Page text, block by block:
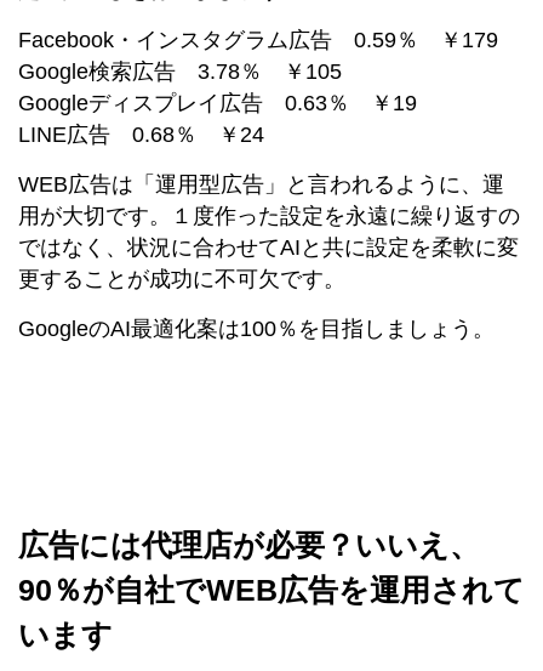
Facebook・インスタグラム広告 0.59％ ￥179
Google検索広告 3.78％ ￥105
Googleディスプレイ広告 0.63％ ￥19
LINE広告 0.68％ ￥24
WEB広告は「運用型広告」と言われるように、運
用が大切です。１度作った設定を永遠に繰り返すの
ではなく、状況に合わせてAIと共に設定を柔軟に変
更することが成功に不可欠です。
GoogleのAI最適化案は100％を目指しましょう。
広告には代理店が必要？いいえ、
90％が自社でWEB広告を運用されて
います